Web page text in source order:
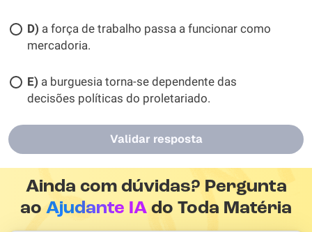
D) a força de trabalho passa a funcionar como
mercadoria.
E) a burguesia torna-se dependente das
decisões políticas do proletariado.
Validar resposta
Ainda com dúvidas? Pergunta
aoAjudante IA do Toda Matéria